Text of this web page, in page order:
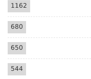
1162
680
650
544